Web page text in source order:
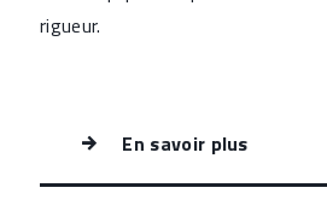
rigueur.
En savoir plus